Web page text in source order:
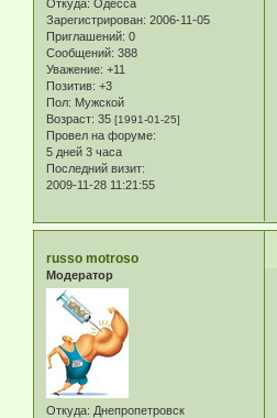
Откуда: Одесса
Зарегистрирован: 2006-11-05
Приглашений: 0
Сообщений: 388
Уважение: +11
Позитив: +3
Пол: Мужской
Возраст: 35 [1991-01-25]
Провел на форуме:
5 дней 3 часа
Последний визит:
2009-11-28 11:21:55
russo motroso
Модератор
Откуда: Днепропетровск